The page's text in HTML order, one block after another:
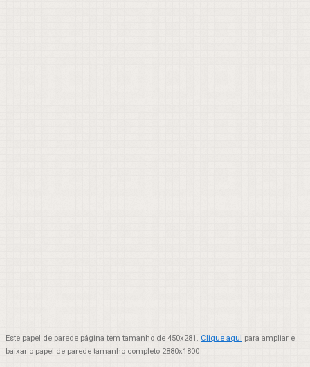
Este papel de parede página tem tamanho de 450x281. Clique aqui para ampliar e
baixar o papel de parede tamanho completo 2880x1800